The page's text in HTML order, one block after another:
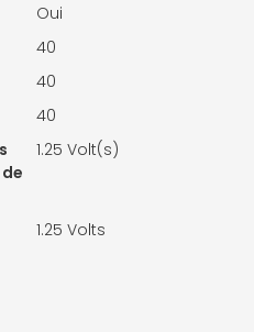
Oui
40
40
40
1.25 Volt(s)
1.25 Volts